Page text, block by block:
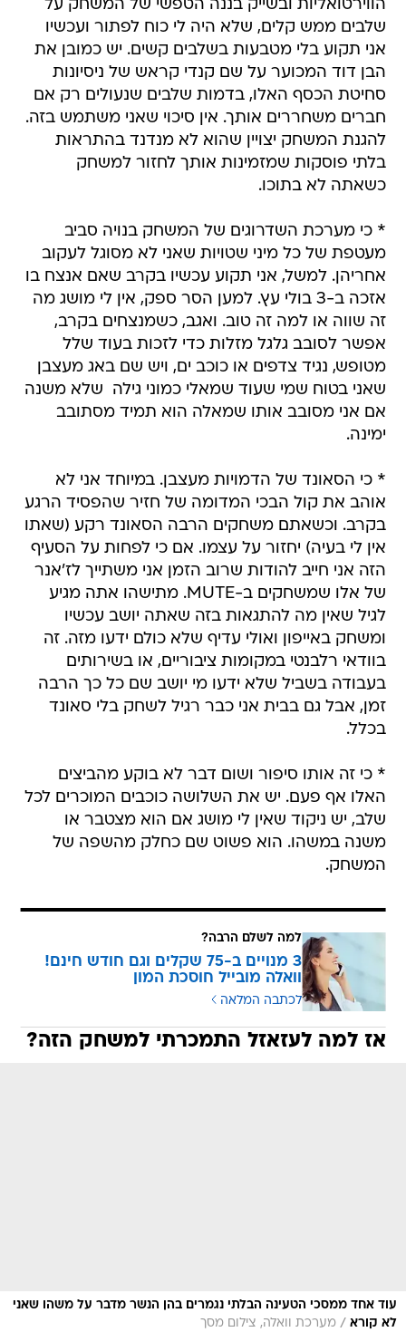
הווירטואליות ובשייק בננה הטפשי של המשחק על
שלבים ממש קלים, שלא היה לי כוח לפתור ועכשיו
אני תקוע בלי מטבעות בשלבים קשים. יש כמובן את
הבן דוד המכוער על שם קנדי קראש של ניסיונות
סחיטת הכסף האלו, בדמות שלבים שנעולים רק אם
חברים משחררים אותך. אין סיכוי שאני משתמש בזה.
להגנת המשחק יצויין שהוא לא מנדנד בהתראות
בלתי פוסקות שמזמינות אותך לחזור למשחק
כשאתה לא בתוכו.
* כי מערכת השדרוגים של המשחק בנויה סביב
מעטפת של כל מיני שטויות שאני לא מסוגל לעקוב
אחריהן. למשל, אני תקוע עכשיו בקרב שאם אנצח בו
אזכה ב-3 בולי עץ. למען הסר ספק, אין לי מושג מה
זה שווה או למה זה טוב. ואגב, כשמנצחים בקרב,
אפשר לסובב גלגל מזלות כדי לזכות בעוד שלל
מטופש, נגיד צדפים או כוכב ים, ויש שם באג מעצבן
שאני בטוח שמי שעוד שמאלי כמוני גילה  שלא משנה
אם אני מסובב אותו שמאלה הוא תמיד מסתובב
ימינה.
* כי הסאונד של הדמויות מעצבן. במיוחד אני לא
אוהב את קול הבכי המדומה של חזיר שהפסיד הרגע
בקרב. וכשאתם משחקים הרבה הסאונד רקע (שאתו
אין לי בעיה) יחזור על עצמו. אם כי לפחות על הסעיף
הזה אני חייב להודות שרוב הזמן אני משתייך לז'אנר
של אלו שמשחקים ב-MUTE. מתישהו אתה מגיע
לגיל שאין מה להתגאות בזה שאתה יושב עכשיו
ומשחק באייפון ואולי עדיף שלא כולם ידעו מזה. זה
בוודאי רלבנטי במקומות ציבוריים, או בשירותים
בעבודה בשביל שלא ידעו מי יושב שם כל כך הרבה
זמן, אבל גם בבית אני כבר רגיל לשחק בלי סאונד
בכלל.
* כי זה אותו סיפור ושום דבר לא בוקע מהביצים
האלו אף פעם. יש את השלושה כוכבים המוכרים לכל
שלב, יש ניקוד שאין לי מושג אם הוא מצטבר או
משנה במשהו. הוא פשוט שם כחלק מהשפה של
המשחק.
למה לשלם הרבה?
3 מנויים ב-75 שקלים וגם חודש חינם!
וואלה מובייל חוסכת המון
לכתבה המלאה
אז למה לעזאזל התמכרתי למשחק הזה?
עוד אחד ממסכי הטעינה הבלתי נגמרים בהן הנשר מדבר על משהו שאני
לא קורא / מערכת וואלה, צילום מסך